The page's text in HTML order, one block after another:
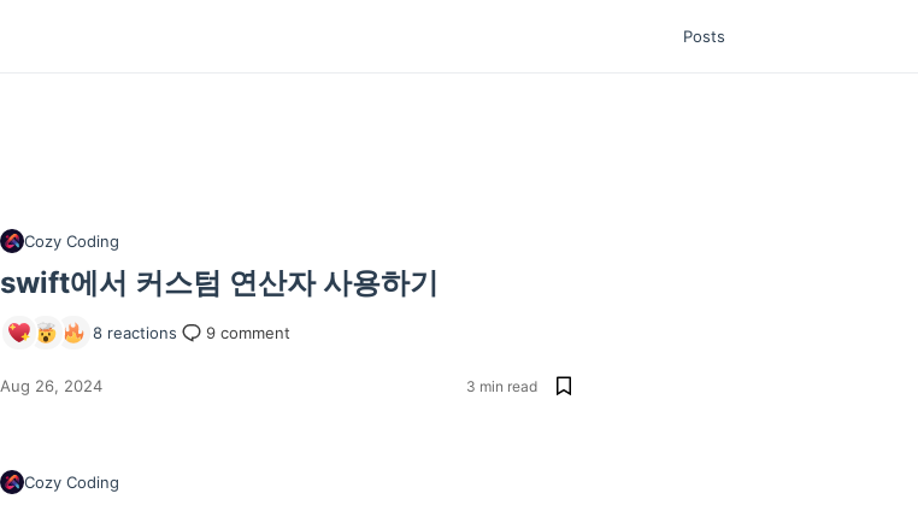
Posts
Cozy Coding
swift에서 커스텀 연산자 사용하기
8reactions 9comment
Aug 26, 2024 3 min read
Cozy Coding